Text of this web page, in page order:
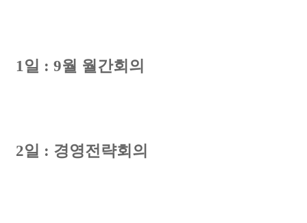
1일 : 9월 월간회의
2일 : 경영전략회의